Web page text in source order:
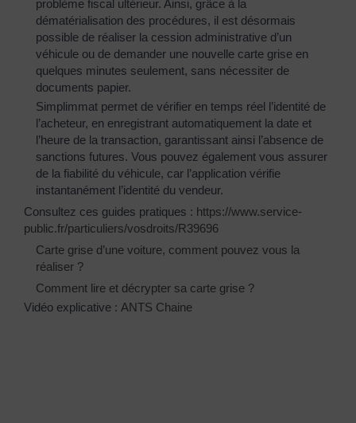
problème fiscal ultérieur. Ainsi, grâce à la
dématérialisation des procédures, il est désormais
possible de réaliser la cession administrative d’un
véhicule ou de demander une nouvelle carte grise en
quelques minutes seulement, sans nécessiter de
documents papier.
Simplimmat permet de vérifier en temps réel l’identité de
l’acheteur, en enregistrant automatiquement la date et
l’heure de la transaction, garantissant ainsi l’absence de
sanctions futures. Vous pouvez également vous assurer
de la fiabilité du véhicule, car l’application vérifie
instantanément l’identité du vendeur.
Consultez ces guides pratiques : https://www.service-
public.fr/particuliers/vosdroits/R39696
Carte grise d’une voiture, comment pouvez vous la
réaliser ?
Comment lire et décrypter sa carte grise ?
Vidéo explicative : ANTS Chaine